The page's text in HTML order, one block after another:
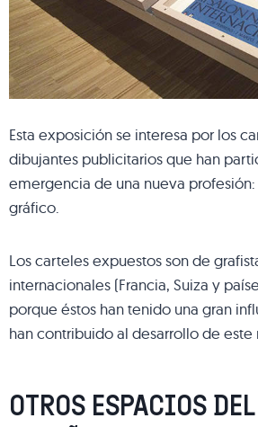
Esta exposición se interesa por los
dibujantes publicitarios que han
emergencia de una nueva
gráfico.
Los carteles expuestos son de
internacionales (Francia, Suiza y
porque éstos han tenido una gran
han contribuido al desarrollo de
OTROS ESPACIOS